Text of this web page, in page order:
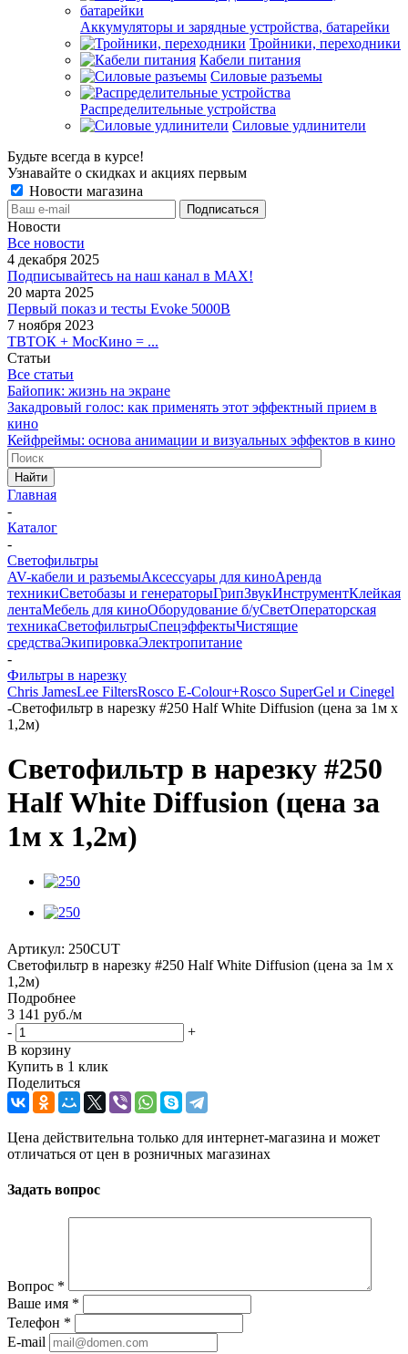
Аккумуляторы и зарядные устройства, батарейки
Тройники, переходники
Кабели питания
Силовые разъемы
Распределительные устройства
Силовые удлинители
Будьте всегда в курсе!
Узнавайте о скидках и акциях первым
Новости магазина
Новости
Все новости
4 декабря 2025
Подписывайтесь на наш канал в MAX!
20 марта 2025
Первый показ и тесты Evoke 5000B
7 ноября 2023
ТВТОК + МосКино = ...
Статьи
Все статьи
Байопик: жизнь на экране
Закадровый голос: как применять этот эффектный прием в
кино
Кейфреймы: основа анимации и визуальных эффектов в кино
Найти
Главная
-
Каталог
-
Светофильтры
AV-кабели и разъемыАксессуары для киноАренда
техникиСветобазы и генераторыГрипЗвукИнструментКлейкая
лентаМебель для киноОборудование б/уСветОператорская
техникаСветофильтрыСпецэффектыЧистящие
средстваЭкипировкаЭлектропитание
-
Фильтры в нарезку
Chris JamesLee FiltersRosco E-Colour+Rosco SuperGel и Cinegel
-Светофильтр в нарезку #250 Half White Diffusion (цена за 1м х
1,2м)
Светофильтр в нарезку #250
Half White Diffusion (цена за
1м х 1,2м)
Артикул: 250CUT
Светофильтр в нарезку #250 Half White Diffusion (цена за 1м х
1,2м)
Подробнее
3 141 руб./м
-
+
В корзину
Купить в 1 клик
Поделиться
Цена действительна только для интернет-магазина и может
отличаться от цен в розничных магазинах
Задать вопрос
Вопрос *
Ваше имя *
Телефон *
E-mail